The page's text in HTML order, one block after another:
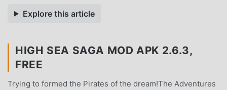
Explore this article
HIGH SEA SAGA MOD APK 2.6.3,
FREE
Trying to formed the Pirates of the dream!The Adventures